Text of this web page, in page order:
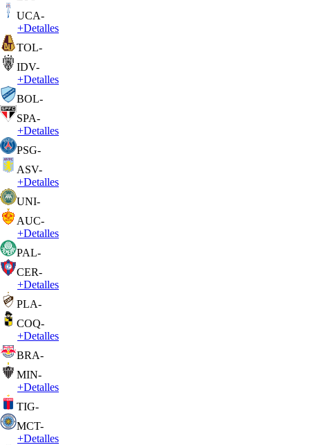
UCA-
+Detalles
TOL-
IDV-
+Detalles
BOL-
SPA-
+Detalles
PSG-
ASV-
+Detalles
UNI-
AUC-
+Detalles
PAL-
CER-
+Detalles
PLA-
COQ-
+Detalles
BRA-
MIN-
+Detalles
TIG-
MCT-
+Detalles